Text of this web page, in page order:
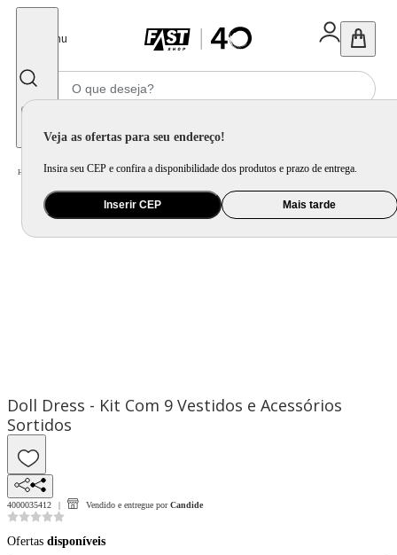
Menu
Veja as ofertas para seu endereço!
Insira seu CEP e confira a disponibilidade dos produtos e prazo de entrega.
Inserir CEP Mais tarde
Home Brinquedo e Colecionável / Boneca e Acessório
Doll Dress - Kit Com 9 Vestidos e Acessórios
Sortidos
4000035412 Vendido e entregue por Candide
Ofertas disponíveis